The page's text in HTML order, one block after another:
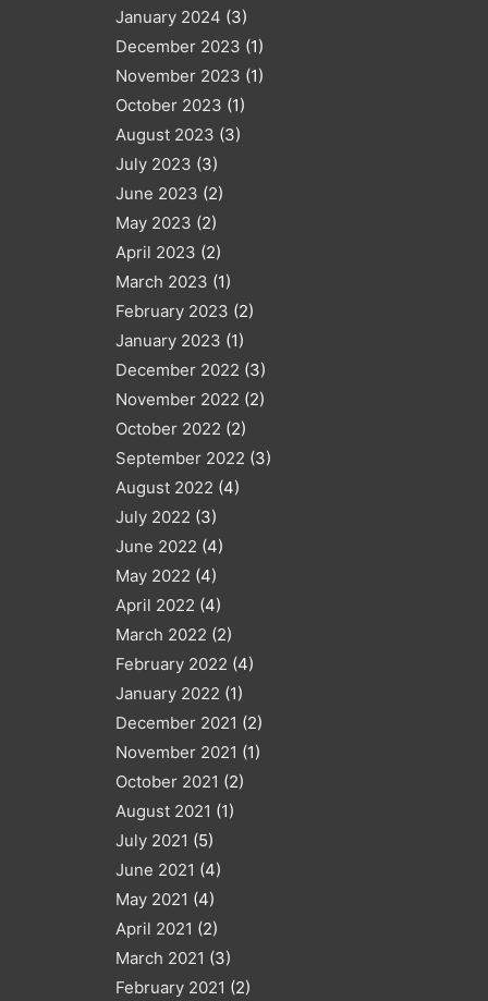
January 2024 (3)
December 2023 (1)
November 2023 (1)
October 2023 (1)
August 2023 (3)
July 2023 (3)
June 2023 (2)
May 2023 (2)
April 2023 (2)
March 2023 (1)
February 2023 (2)
January 2023 (1)
December 2022 (3)
November 2022 (2)
October 2022 (2)
September 2022 (3)
August 2022 (4)
July 2022 (3)
June 2022 (4)
May 2022 (4)
April 2022 (4)
March 2022 (2)
February 2022 (4)
January 2022 (1)
December 2021 (2)
November 2021 (1)
October 2021 (2)
August 2021 (1)
July 2021 (5)
June 2021 (4)
May 2021 (4)
April 2021 (2)
March 2021 (3)
February 2021 (2)